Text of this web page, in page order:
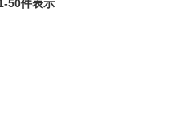
50件表示